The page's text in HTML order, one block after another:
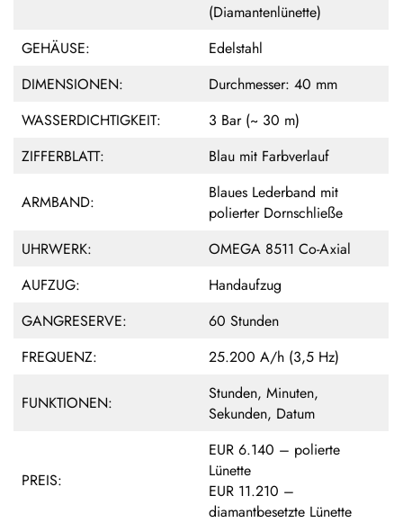
(Diamantenlünette)
GEHÄUSE:
Edelstahl
DIMENSIONEN:
Durchmesser: 40 mm
WASSERDICHTIGKEIT:
3 Bar (~ 30 m)
ZIFFERBLATT:
Blau mit Farbverlauf
ARMBAND:
Blaues Lederband mit
polierter Dornschließe
UHRWERK:
OMEGA 8511 Co-Axial
AUFZUG:
Handaufzug
GANGRESERVE:
60 Stunden
FREQUENZ:
25.200 A/h (3,5 Hz)
FUNKTIONEN:
Stunden, Minuten,
Sekunden, Datum
PREIS:
EUR 6.140 – polierte
Lünette
EUR 11.210 –
diamantbesetzte Lünette